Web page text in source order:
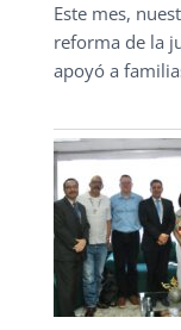
Este mes,
reforma de la
apoyó a